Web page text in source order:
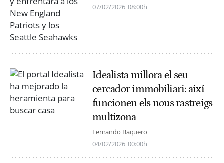
07/02/2026 08:00h
Idealista millora el seu
cercador immobiliari: així
funcionen els nous rastreigs
multizona
Fernando Baquero
04/02/2026 00:00h